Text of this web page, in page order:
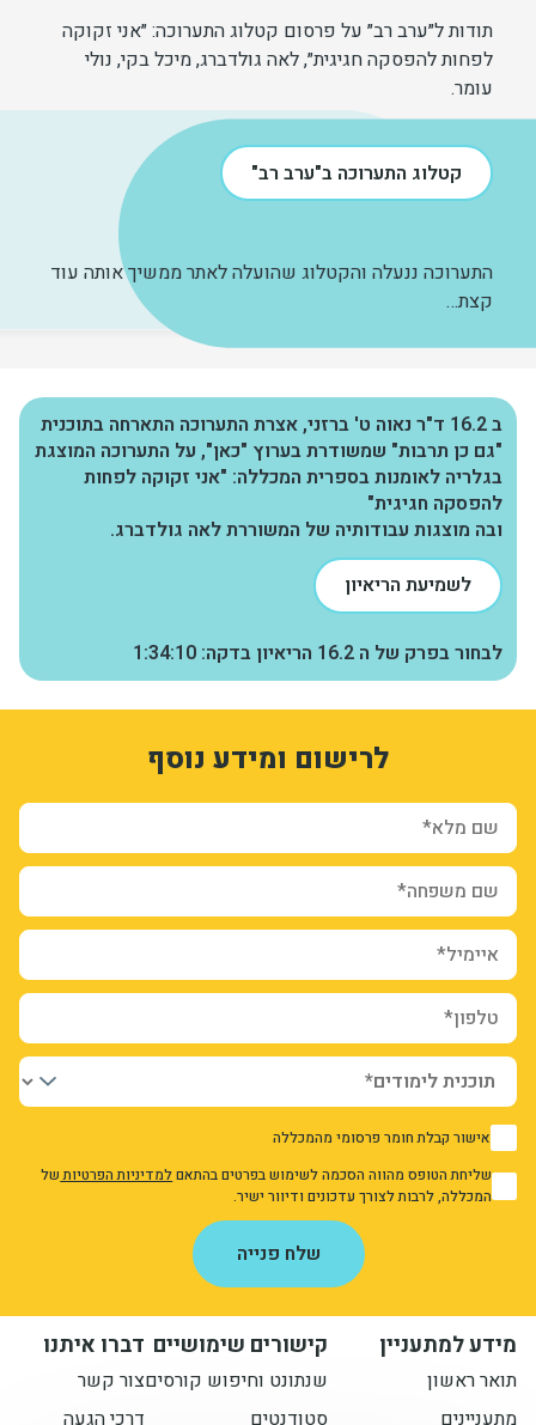
תודות ל״ערב רב״ על פרסום קטלוג התערוכה: ״אני זקוקה
לפחות להפסקה חגיגית״, לאה גולדברג, מיכל בקי, נולי
עומר.
קטלוג התערוכה ב"ערב רב"
התערוכה ננעלה והקטלוג שהועלה לאתר ממשיך אותה עוד
קצת…
ב 16.2 ד"ר נאוה ט' ברזני, אצרת התערוכה התארחה בתוכנית
"גם כן תרבות" שמשודרת בערוץ "כאן", על התערוכה המוצגת
בגלריה לאומנות בספרית המכללה: "אני זקוקה לפחות
להפסקה חגיגית"
ובה מוצגות עבודותיה של המשוררת לאה גולדברג.
לשמיעת הריאיון
לבחור בפרק של ה 16.2 הריאיון בדקה: 1:34:10
לרישום ומידע נוסף
שם מלא*
שם משפחה*
איימיל*
טלפון*
1 אישור קבלת חומר פרסומי מהמכללה
1
אני מאשר/ת את מדיניות הפרטיות
שליחת הטופס מהווה הסכמה לשימוש בפרטים בהתאםלמדיניות הפרטיותשל
המכללה, לרבות לצורך עדכונים ודיוור ישיר.
שלח פנייה
form-SlvK5bAQU5ZnLQQit2blADAEidhR938hFNeD-Hqt71A
Z9FIFMv6-2PcoaMQ1M8Id6jhcaH621DNhEL3wN_Q9ts
מידע למתעניין
תואר ראשון
מתעניינים
קישורים שימושיים
שנתונט וחיפוש קורסים
סטודנטים
דברו איתנו
צור קשר
דרכי הגעה